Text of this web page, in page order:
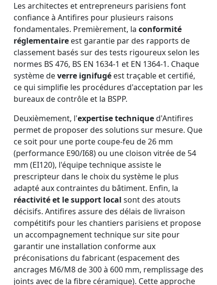
Les architectes et entrepreneurs parisiens font
confiance à Antifires pour plusieurs raisons
fondamentales. Premièrement, la conformité
réglementaire est garantie par des rapports de
classement basés sur des tests rigoureux selon les
normes BS 476, BS EN 1634-1 et EN 1364-1. Chaque
système deverre ignifugé est traçable et certifié,
ce qui simplifie les procédures d'acceptation par les
bureaux de contrôle et la BSPP.
Deuxièmement, l'expertise techniqued'Antifires
permet de proposer des solutions sur mesure. Que
ce soit pour une porte coupe-feu de 26 mm
(performance E90/I68) ou une cloison vitrée de 54
mm (EI120), l'équipe technique assiste le
prescripteur dans le choix du système le plus
adapté aux contraintes du bâtiment. Enfin, la
réactivité et le support local sont des atouts
décisifs. Antifires assure des délais de livraison
compétitifs pour les chantiers parisiens et propose
un accompagnement technique sur site pour
garantir une installation conforme aux
préconisations du fabricant (espacement des
ancrages M6/M8 de 300 à 600 mm, remplissage des
joints avec de la fibre céramique). Cette approche